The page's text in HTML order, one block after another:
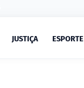
JUSTIÇA ESPORTE